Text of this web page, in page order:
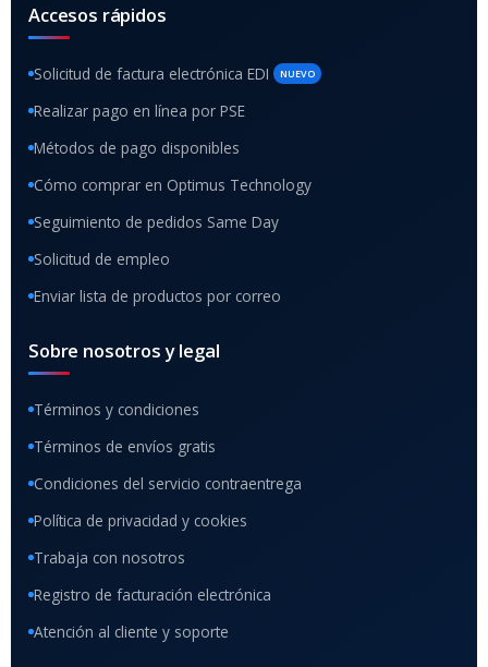
Accesos rápidos
Solicitud de factura electrónica EDI NUEVO
Realizar pago en línea por PSE
Métodos de pago disponibles
Cómo comprar en Optimus Technology
Seguimiento de pedidos Same Day
Solicitud de empleo
Enviar lista de productos por correo
Sobre nosotros y legal
Términos y condiciones
Términos de envíos gratis
Condiciones del servicio contraentrega
Política de privacidad y cookies
Trabaja con nosotros
Registro de facturación electrónica
Atención al cliente y soporte